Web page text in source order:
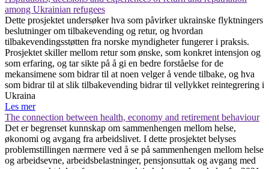
among Ukrainian refugees
Dette prosjektet undersøker hva som påvirker ukrainske flyktningers
beslutninger om tilbakevending og retur, og hvordan
tilbakevendingsstøtten fra norske myndigheter fungerer i praksis.
Prosjektet skiller mellom retur som ønske, som konkret intensjon og
som erfaring, og tar sikte på å gi en bedre forståelse for de
mekansimene som bidrar til at noen velger å vende tilbake, og hva
som bidrar til at slik tilbakevending bidrar til vellykket reintegrering i
Ukraina
Les mer
The connection between health, economy and retirement behaviour
Det er begrenset kunnskap om sammenhengen mellom helse,
økonomi og avgang fra arbeidslivet. I dette prosjektet belyses
problemstillingen nærmere ved å se på sammenhengen mellom helse
og arbeidsevne, arbeidsbelastninger, pensjonsuttak og avgang med